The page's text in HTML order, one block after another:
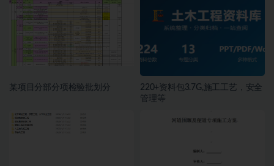
某项目分部分项检验批划分
220+资料包3.7G,施工工艺，安全
管理等